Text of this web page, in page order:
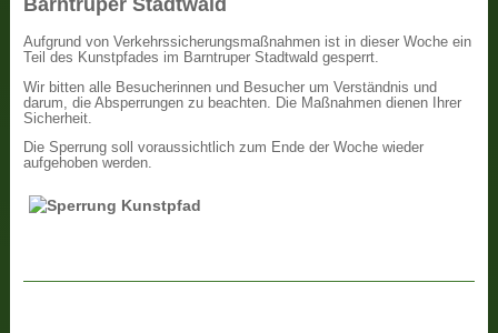
Barntruper Stadtwald
Aufgrund von Verkehrssicherungsmaßnahmen ist in dieser Woche ein
Teil des Kunstpfades im Barntruper Stadtwald gesperrt.
Wir bitten alle Besucherinnen und Besucher um Verständnis und
darum, die Absperrungen zu beachten. Die Maßnahmen dienen Ihrer
Sicherheit.
Die Sperrung soll voraussichtlich zum Ende der Woche wieder
aufgehoben werden.